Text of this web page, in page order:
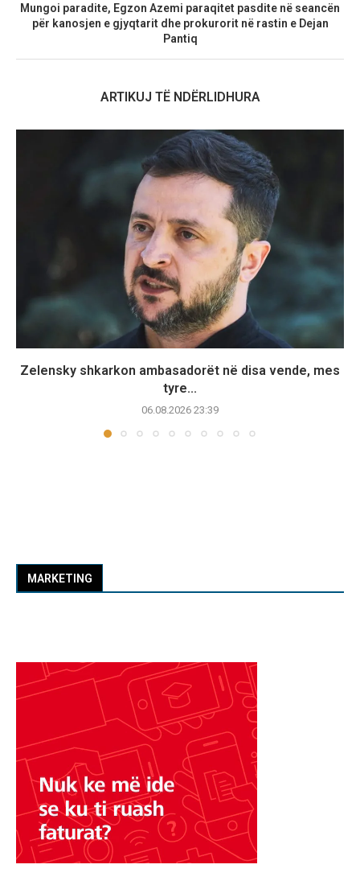
Mungoi paradite, Egzon Azemi paraqitet pasdite në seancën
për kanosjen e gjyqtarit dhe prokurorit në rastin e Dejan
Pantiq
ARTIKUJ TË NDËRLIDHURA
Zelensky shkarkon ambasadorët në disa vende, mes
tyre...
06.08.2026 23:39
MARKETING